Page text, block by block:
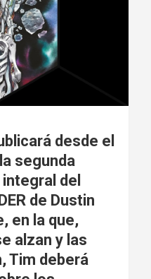
desde el
segunda
del
de Dustin
en la que,
alzan y las
Tim deberá